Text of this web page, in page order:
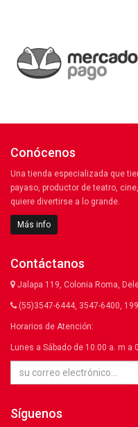
Conócenos
Una tienda especializada que
payaso, productor de teatro,
quiere divertirse a lo grande.
Más info
Contáctanos
Jalapa 119, Colonia Roma,
(55)3547-6444, 3547-6400,
Horarios de Atención:
Lunes a Sábado de 10:00 a. m a
Síguenos